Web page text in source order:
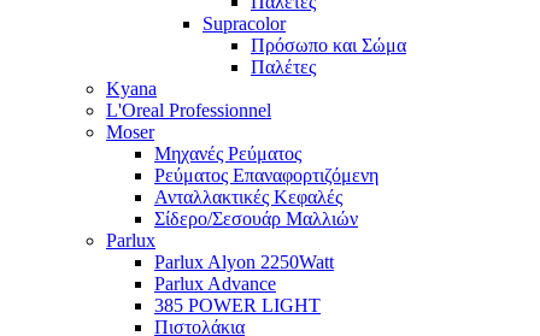
Supracolor
Πρόσωπο και Σώμα
Παλέτες
Kyana
L'Oreal Professionnel
Moser
Μηχανές Ρεύματος
Ρεύματος Επαναφορτιζόμενη
Ανταλλακτικές Κεφαλές
Σίδερο/Σεσουάρ Μαλλιών
Parlux
Parlux Alyon 2250Watt
Parlux Advance
385 POWER LIGHT
Πιστολάκια